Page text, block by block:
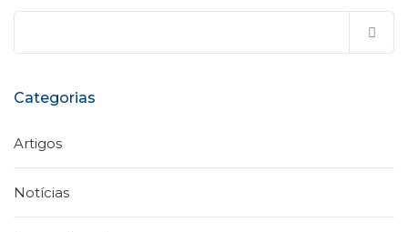
Categorias
Artigos
Notícias